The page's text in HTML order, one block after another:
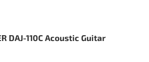
DAJ-110C Acoustic Guitar